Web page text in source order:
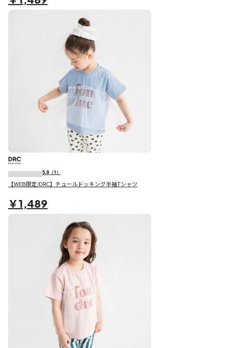
5.0 （1）
【WEB限定/DRC】チュールドッキング半袖Tシャツ
￥1,489